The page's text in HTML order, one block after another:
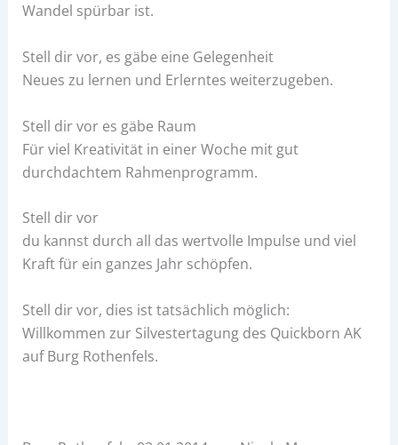
Wandel spürbar ist.
Stell dir vor, es gäbe eine Gelegenheit
Neues zu lernen und Erlerntes weiterzugeben.
Stell dir vor es gäbe Raum
Für viel Kreativität in einer Woche mit gut
durchdachtem Rahmenprogramm.
Stell dir vor
du kannst durch all das wertvolle Impulse und viel
Kraft für ein ganzes Jahr schöpfen.
Stell dir vor, dies ist tatsächlich möglich:
Willkommen zur Silvestertagung des Quickborn AK
auf Burg Rothenfels.